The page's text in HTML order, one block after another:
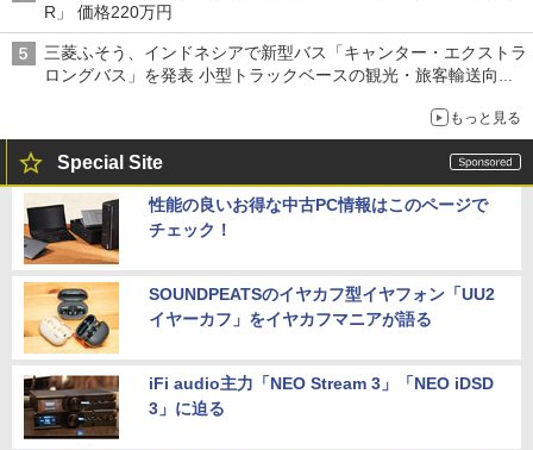
R」 価格220万円
三菱ふそう、インドネシアで新型バス「キャンター・エクストラ
ロングバス」を発表 小型トラックベースの観光・旅客輸送向け
もっと見る
Special Site
性能の良いお得な中古PC情報はこのページで
チェック！
SOUNDPEATSのイヤカフ型イヤフォン「UU2
イヤーカフ」をイヤカフマニアが語る
iFi audio主力「NEO Stream 3」「NEO iDSD
3」に迫る